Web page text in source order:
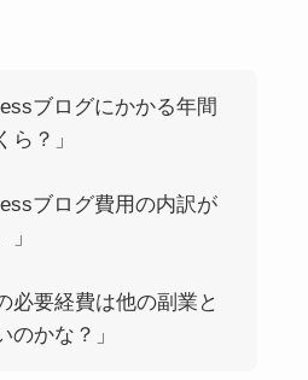
ブログにかかる年間
ら？」
ブログ費用の内訳が
必要経費は他の副業と
のかな？」